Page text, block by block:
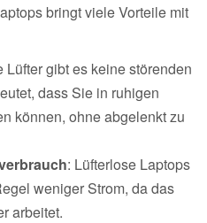
bringt viele Vorteile mit
Lüfter gibt es keine störenden
dass Sie in ruhigen
können, ohne abgelenkt zu
: Lüfterlose Laptops
weniger Strom, da das
arbeitet.